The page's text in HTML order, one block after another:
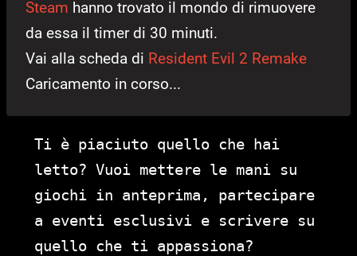
Steam hanno trovato il mondo di rimuovere
da essa il timer di 30 minuti.
Vai alla scheda di Resident Evil 2 Remake
Caricamento in corso...
Ti è piaciuto quello che hai
letto? Vuoi mettere le mani su
giochi in anteprima, partecipare
a eventi esclusivi e scrivere su
quello che ti appassiona?